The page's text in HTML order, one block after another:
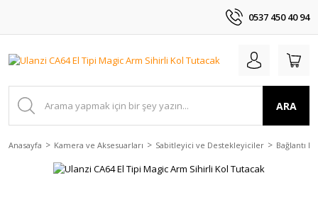
0537 450 40 94
ARA
Anasayfa Kamera ve Aksesuarları Sabitleyici ve Destekleyiciler Bağlantı